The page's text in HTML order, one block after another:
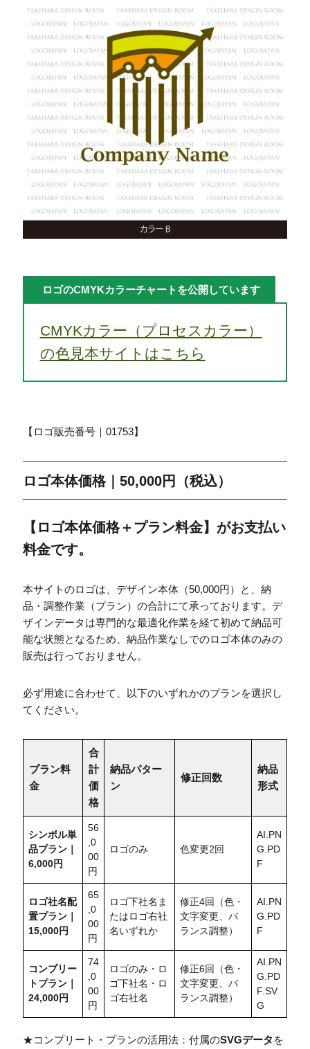
ロゴのCMYKカラーチャートを公開しています
CMYKカラー（プロセスカラー）
の色見本サイトはこちら
【ロゴ販売番号｜01753】
ロゴ本体価格｜50,000円（税込）
【ロゴ本体価格＋プラン料金】がお支払い
料金です。
本サイトのロゴは、デザイン本体（50,000円）と、納
品・調整作業（プラン）の合計にて承っております。デ
ザインデータは専門的な最適化作業を経て初めて納品可
能な状態となるため、納品作業なしでのロゴ本体のみの
販売は行っておりません。
必ず用途に合わせて、以下のいずれかのプランを選択し
てください。
プラン料
金
合
計
価
格
納品パター
ン
修正回数
納品
形式
シンボル単
品プラン｜
6,000円
56
,0
00
円
ロゴのみ 色変更2回
AI.PN
G.PD
F
ロゴ社名配
置プラン｜
15,000円
65
,0
00
円
ロゴ下社名ま
たはロゴ右社
名いずれか
修正4回（色・
文字変更、バ
ランス調整）
AI.PN
G.PD
F
コンプリー
トプラン｜
24,000円
74
,0
00
円
ロゴのみ・ロ
ゴ下社名・ロ
ゴ右社名
修正6回（色・
文字変更、バ
ランス調整）
AI.PN
G.PD
F.SV
G
★コンプリート・プランの活用法：付属のSVGデータ を